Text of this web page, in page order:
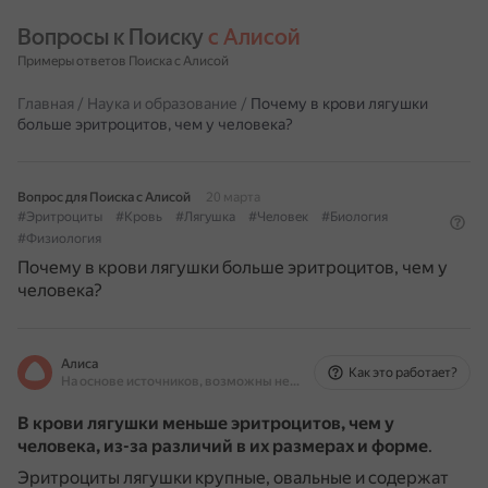
Вопросы к Поиску с Алисой
Примеры ответов Поиска с Алисой
Главная / Наука и образование / Почему в крови лягушки
больше эритроцитов, чем у человека?
Вопрос для Поиска с Алисой
20 марта
#Эритроциты
#Кровь #Лягушка #Человек
#Биология
#Физиология
Почему в крови лягушки больше эритроцитов, чем у
человека?
Алиса
На основе источников, возможны неточности
Как это работает?
В крови лягушки меньше эритроцитов, чем у
человека, из-за различий в их размерах и форме.
Эритроциты лягушки крупные, овальные и содержат